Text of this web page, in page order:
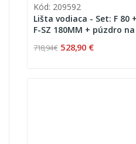
Kód: 209592
Lišta vodiaca - Set: F 80
F-SZ 180MM + púzdro
718,94 € 528,90 €